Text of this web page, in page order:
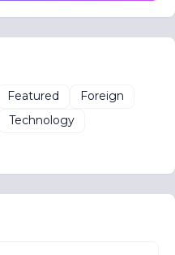
Featured
Foreign
Technology